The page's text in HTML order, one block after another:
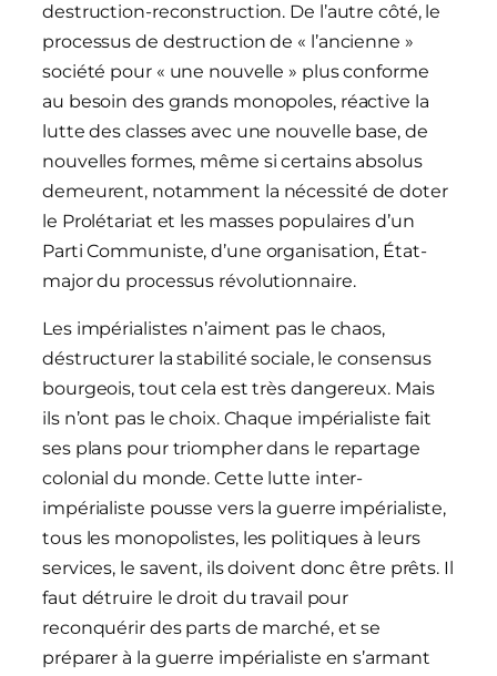
destruction-reconstruction. De l’autre côté, le
processus de destruction de « l’ancienne »
société pour « une nouvelle » plus conforme
au besoin des grands monopoles, réactive la
lutte des classes avec une nouvelle base, de
nouvelles formes, même si certains absolus
demeurent, notamment la nécessité de doter
le Prolétariat et les masses populaires d’un
Parti Communiste, d’une organisation, État-
major du processus révolutionnaire.
Les impérialistes n’aiment pas le chaos,
déstructurer la stabilité sociale, le consensus
bourgeois, tout cela est très dangereux. Mais
ils n’ont pas le choix. Chaque impérialiste fait
ses plans pour triompher dans le repartage
colonial du monde. Cette lutte inter-
impérialiste pousse vers la guerre impérialiste,
tous les monopolistes, les politiques à leurs
services, le savent, ils doivent donc être prêts. Il
faut détruire le droit du travail pour
reconquérir des parts de marché, et se
préparer à la guerre impérialiste en s’armant